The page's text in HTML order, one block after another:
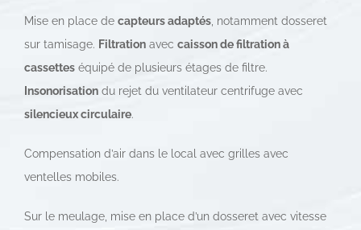
Mise en place de capteurs adaptés , notamment dosseret
sur tamisage. Filtration avec caisson de filtration à
cassettes équipé de plusieurs étages de filtre.
Insonorisation du rejet du ventilateur centrifuge avec
silencieux circulaire.
Compensation d’air dans le local avec grilles avec
ventelles mobiles.
Sur le meulage, mise en place d’un dosseret avec vitesse